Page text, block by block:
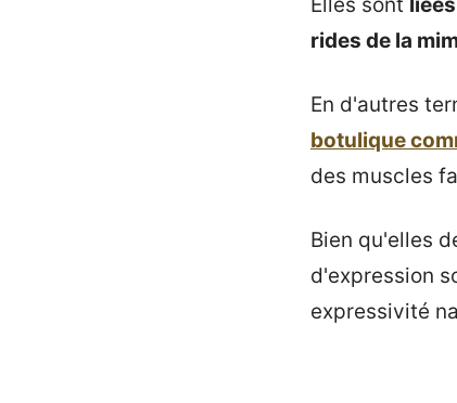
rides de la
En d'autres
botulique
des muscles
Bien qu'elles
d'expression
expressivité